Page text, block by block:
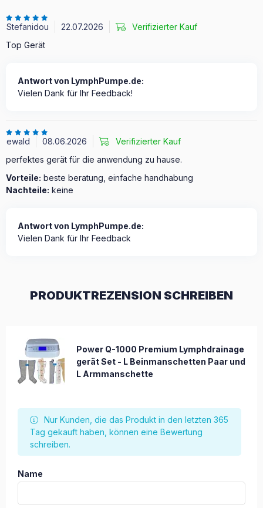
Stefanidou 22.07.2026
Verifizierter Kauf
Top Gerät
Antwort von LymphPumpe.de:
Vielen Dank für Ihr Feedback!
ewald 08.06.2026
Verifizierter Kauf
perfektes gerät für die anwendung zu hause.
Vorteile: beste beratung, einfache handhabung
Nachteile: keine
Antwort von LymphPumpe.de:
Vielen Dank für Ihr Feedback
PRODUKTREZENSION SCHREIBEN
Power Q-1000 Premium Lymphdrainage
gerät Set - L Beinmanschetten Paar und
L Armmanschette
Nur Kunden, die das Produkt in den letzten 365
Tag gekauft haben, können eine Bewertung
schreiben.
Name